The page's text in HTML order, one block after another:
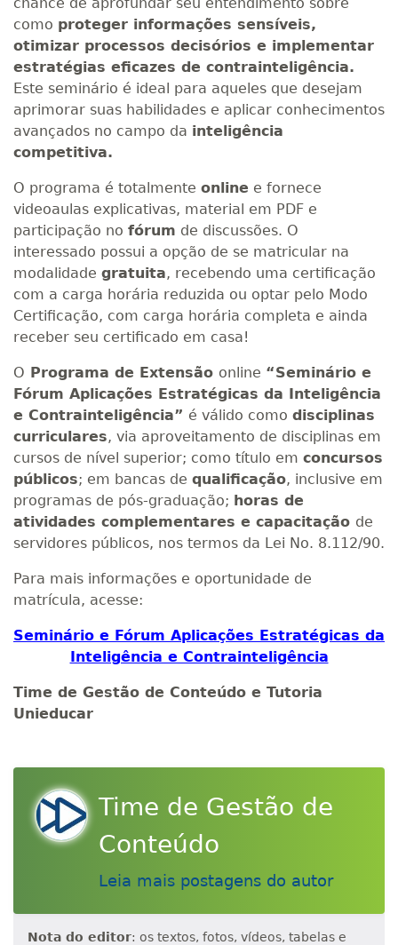
como proteger informações sensíveis,
otimizar processos decisórios e implementar
estratégias eficazes de contrainteligência.
Este seminário é ideal para aqueles que desejam
aprimorar suas habilidades e aplicar conhecimentos
avançados no campo da inteligência
competitiva.
O programa é totalmente online e fornece
videoaulas explicativas, material em PDF e
participação no fórum de discussões. O
interessado possui a opção de se matricular na
modalidade gratuita, recebendo uma certificação
com a carga horária reduzida ou optar pelo Modo
Certificação, com carga horária completa e ainda
receber seu certificado em casa!
O Programa de Extensão online “Seminário e
Fórum Aplicações Estratégicas da Inteligência
e Contrainteligência” é válido como disciplinas
curriculares, via aproveitamento de disciplinas em
cursos de nível superior; como título em concursos
públicos; em bancas de qualificação, inclusive em
programas de pós-graduação; horas de
atividades complementares e capacitação de
servidores públicos, nos termos da Lei No. 8.112/90.
Para mais informações e oportunidade de
matrícula, acesse:
Seminário e Fórum Aplicações Estratégicas da
Inteligência e Contrainteligência
Time de Gestão de Conteúdo e Tutoria
Unieducar
Time de Gestão de
Conteúdo
Leia mais postagens do autor
Nota do editor: os textos, fotos, vídeos, tabelas e